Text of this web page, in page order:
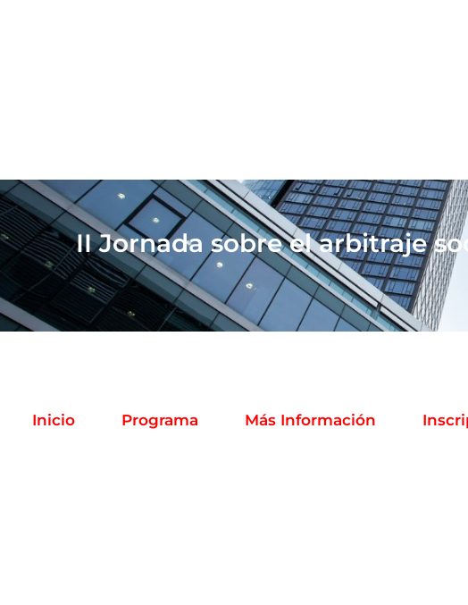
II Jornada sobre el arbitraje
Inicio Programa Más Información